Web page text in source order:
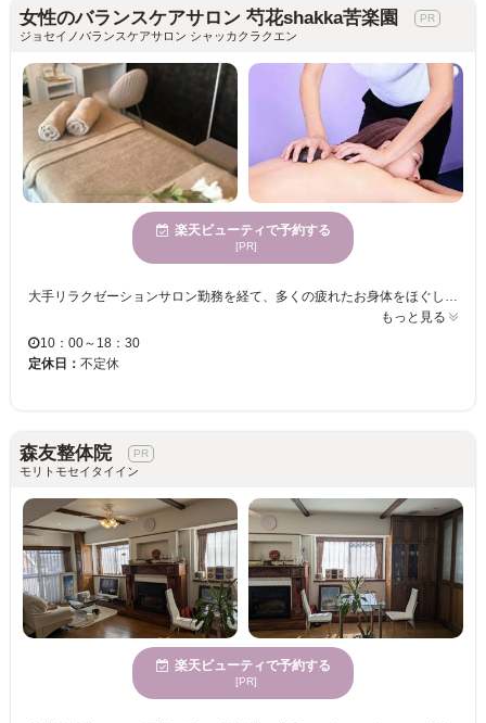
女性のバランスケアサロン 芍花shakka苦楽園
ジョセイノバランスケアサロン シャッカクラクエン
楽天ビューティで予約する
[PR]
大手リラクゼーションサロン勤務を経て、多くの疲れたお身体をほぐし、自身も慢性的な身体疲労を経験した結果たどり着いたのは「姿勢と身体の使い方」でした。いくらほぐしても、翌月にはまた同じ個所がしんどいと来られるお客様たち。その原因は「姿勢と身体の使い方」です。歪みのある中心軸で身体を支えると、身体のどこかに必ず無理が出ます。例えば猫背。前方にずれた頭部を支えるために、首と肩の筋肉は常に緊張状態。いくらほぐしても、首肩コリは繰り返します。 当サロンでは、バレエ、ダンス、古武術などの身体の使い方を基に考えられた、「自立整体」で身体の中心軸を整えます。ストレッチポールの上で行うストレッチ体操ですが、ただ筋肉を伸ばすだけでなく、本来の骨格の動きを身体に思い出させるリハビリテーションプログラムです。ご自宅でも継続してもらうことでより変化を感じて頂けます。 慢性的な身体の疲れ。マッサージに行ってもすぐに戻ってしまう。運動のパフォーマンスをもっと上げたい。姿勢を整え美ボディを手に入れたい。などという方に。
もっと見る
10：00～18：30
定休日： 不定休
森友整体院
モリトモセイタイイン
楽天ビューティで予約する
[PR]